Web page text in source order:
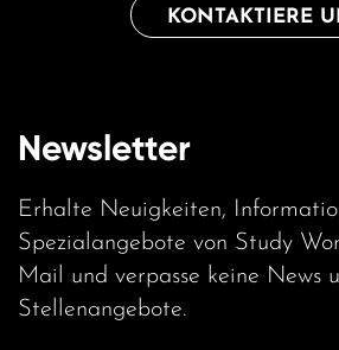
KONTAKTIERE
Newsletter
Erhalte Neuigkeiten,
Spezialangebote von Study
Mail und verpasse keine News
Stellenangebote.